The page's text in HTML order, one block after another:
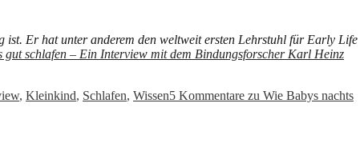
Er hat unter anderem den weltweit ersten Lehrstuhl für Early Life
gut schlafen – Ein Interview mit dem Bindungsforscher Karl Heinz
, Kleinkind, Schlafen, Wissen5 Kommentare zu Wie Babys nachts